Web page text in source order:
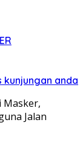
anda
Masker,
Jalan